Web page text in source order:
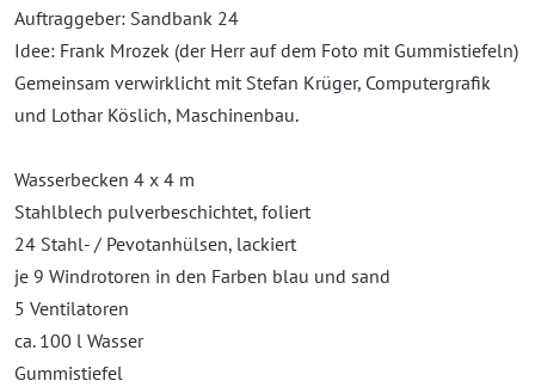
Auftraggeber: Sandbank 24
Idee: Frank Mrozek (der Herr auf dem Foto mit Gummistiefeln)
Gemeinsam verwirklicht mit Stefan Krüger, Computergrafik
und Lothar Köslich, Maschinenbau.
Wasserbecken 4 x 4 m
Stahlblech pulverbeschichtet, foliert
24 Stahl- / Pevotanhülsen, lackiert
je 9 Windrotoren in den Farben blau und sand
5 Ventilatoren
ca. 100 l Wasser
Gummistiefel